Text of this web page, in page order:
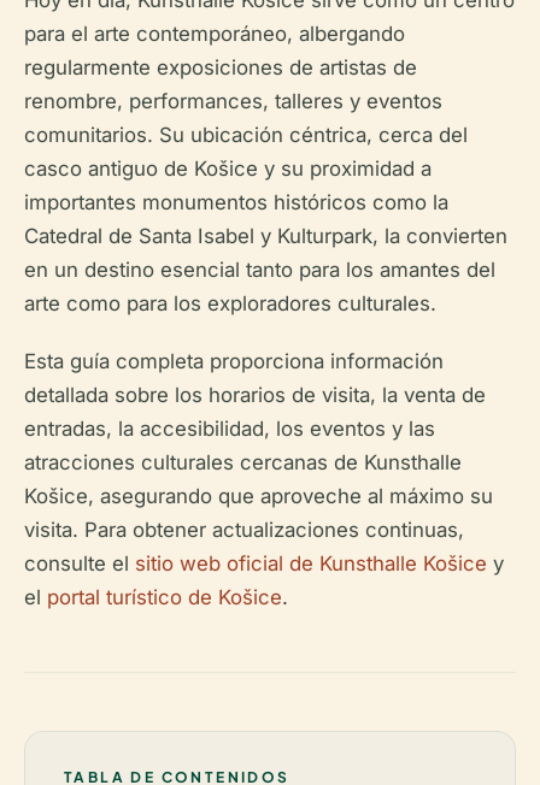
para el arte contemporáneo, albergando
regularmente exposiciones de artistas de
renombre, performances, talleres y eventos
comunitarios. Su ubicación céntrica, cerca del
casco antiguo de Košice y su proximidad a
importantes monumentos históricos como la
Catedral de Santa Isabel y Kulturpark, la convierten
en un destino esencial tanto para los amantes del
arte como para los exploradores culturales.
Esta guía completa proporciona información
detallada sobre los horarios de visita, la venta de
entradas, la accesibilidad, los eventos y las
atracciones culturales cercanas de Kunsthalle
Košice, asegurando que aproveche al máximo su
visita. Para obtener actualizaciones continuas,
consulte el sitio web oficial de Kunsthalle Košice y
el portal turístico de Košice.
TABLA DE CONTENIDOS